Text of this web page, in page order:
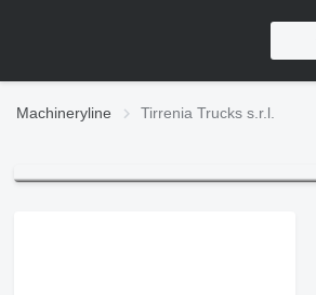
Machineryline Tirrenia Trucks s.r.l.